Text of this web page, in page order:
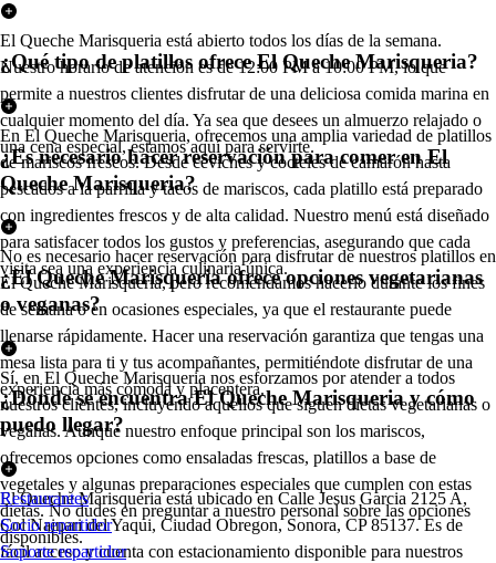
El Queche Marisqueria está abierto todos los días de la semana.
Nuestro horario de atención es de 12:00 PM a 10:00 PM, lo que
permite a nuestros clientes disfrutar de una deliciosa comida marina en
cualquier momento del día. Ya sea que desees un almuerzo relajado o
una cena especial, estamos aquí para servirte.
¿Qué tipo de platillos ofrece El Queche Marisqueria?
En El Queche Marisqueria, ofrecemos una amplia variedad de platillos
de mariscos frescos. Desde ceviches y cocteles de camarón hasta
pescados a la parrilla y tacos de mariscos, cada platillo está preparado
con ingredientes frescos y de alta calidad. Nuestro menú está diseñado
para satisfacer todos los gustos y preferencias, asegurando que cada
visita sea una experiencia culinaria única.
¿Es necesario hacer reservación para comer en El
Queche Marisqueria?
No es necesario hacer reservación para disfrutar de nuestros platillos en
El Queche Marisqueria, pero recomendamos hacerlo durante los fines
de semana o en ocasiones especiales, ya que el restaurante puede
llenarse rápidamente. Hacer una reservación garantiza que tengas una
mesa lista para ti y tus acompañantes, permitiéndote disfrutar de una
experiencia más cómoda y placentera.
¿El Queche Marisqueria ofrece opciones vegetarianas
o veganas?
Sí, en El Queche Marisqueria nos esforzamos por atender a todos
nuestros clientes, incluyendo aquellos que siguen dietas vegetarianas o
veganas. Aunque nuestro enfoque principal son los mariscos,
ofrecemos opciones como ensaladas frescas, platillos a base de
vegetales y algunas preparaciones especiales que cumplen con estas
dietas. No dudes en preguntar a nuestro personal sobre las opciones
disponibles.
¿Dónde se encuentra El Queche Marisqueria y cómo
puedo llegar?
El Queche Marisqueria está ubicado en Calle Jesus Garcia 2125 A,
Col Nainari del Yaqui, Ciudad Obregon, Sonora, CP 85137. Es de
fácil acceso y cuenta con estacionamiento disponible para nuestros
Restaurantes
Socio repartidor
Soporte repartidor